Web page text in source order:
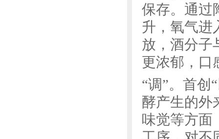
保存。通过
升，氧气进
放，酒分子
更浓郁，口
“调”。首创
酵产生的外
味觉等方面